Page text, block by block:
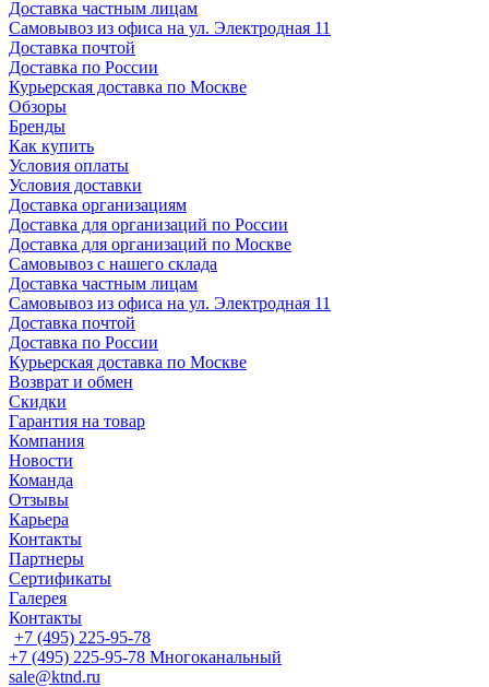
Доставка частным лицам
Самовывоз из офиса на ул. Электродная 11
Доставка почтой
Доставка по России
Курьерская доставка по Москве
Обзоры
Бренды
Как купить
Условия оплаты
Условия доставки
Доставка организациям
Доставка для организаций по России
Доставка для организаций по Москве
Самовывоз с нашего склада
Доставка частным лицам
Самовывоз из офиса на ул. Электродная 11
Доставка почтой
Доставка по России
Курьерская доставка по Москве
Возврат и обмен
Скидки
Гарантия на товар
Компания
Новости
Команда
Отзывы
Карьера
Контакты
Партнеры
Сертификаты
Галерея
Контакты
+7 (495) 225-95-78
+7 (495) 225-95-78 Многоканальный
sale@ktnd.ru